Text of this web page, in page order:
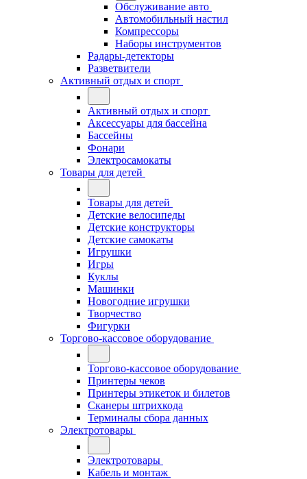
Обслуживание авто
Автомобильный настил
Компрессоры
Наборы инструментов
Радары-детекторы
Разветвители
Активный отдых и спорт
Активный отдых и спорт
Аксессуары для бассейна
Бассейны
Фонари
Электросамокаты
Товары для детей
Товары для детей
Детские велосипеды
Детские конструкторы
Детские самокаты
Игрушки
Игры
Куклы
Машинки
Новогодние игрушки
Творчество
Фигурки
Торгово-кассовое оборудование
Торгово-кассовое оборудование
Принтеры чеков
Принтеры этикеток и билетов
Сканеры штрихкода
Терминалы сбора данных
Электротовары
Электротовары
Кабель и монтаж